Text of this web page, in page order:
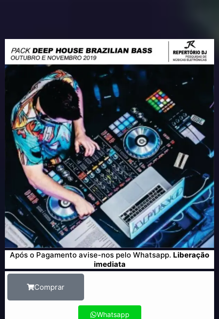
Após o Pagamento avise-nos pelo Whatsapp. Liberação
imediata
Comprar
Whatsapp